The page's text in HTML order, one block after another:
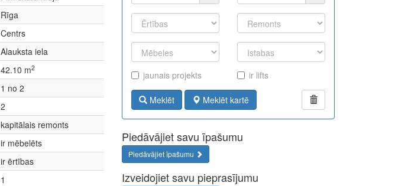
Rīga
Centrs
Alauksta iela
42.10 m2
1 no 2
2
kapitālais remonts
ir mēbelēts
ir ērtības
1
jaunais projekts ir lifts
Meklēt Meklēt kartē
Piedāvājiet savu īpašumu
Piedāvājiet īpašumu
Izveidojiet savu pieprasījumu